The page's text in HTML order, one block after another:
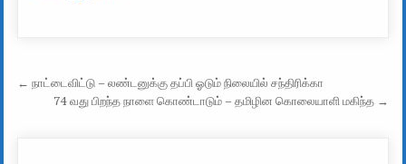
Post navigation
← நாட்டைவிட்டு – லண்டனுக்கு தப்பி ஓடும் நிலையில் சந்திரிக்கா
74 வது பிறந்த நாளை கொண்டாடும் – தமிழின கொலையாளி மகிந்த →